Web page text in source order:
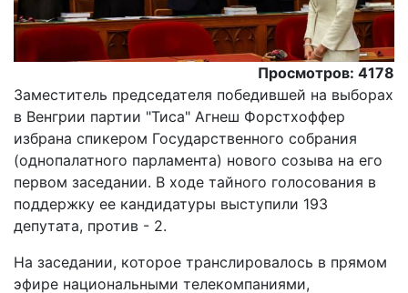
Просмотров: 4178
Заместитель председателя победившей на выборах
в Венгрии партии "Тиса" Агнеш Форстхоффер
избрана спикером Государственного собрания
(однопалатного парламента) нового созыва на его
первом заседании. В ходе тайного голосования в
поддержку ее кандидатуры выступили 193
депутата, против - 2.
На заседании, которое транслировалось в прямом
эфире национальными телекомпаниями,